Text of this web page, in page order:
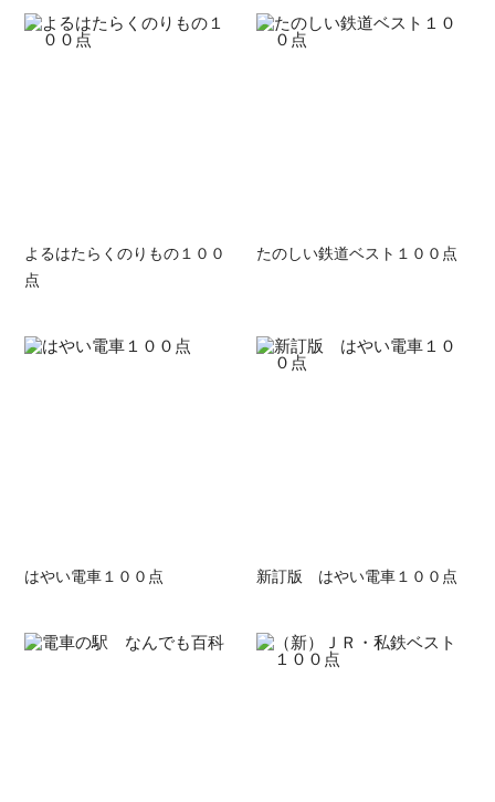
よるはたらくのりもの１００
点
たのしい鉄道ベスト１００点
はやい電車１００点 新訂版 はやい電車１００点